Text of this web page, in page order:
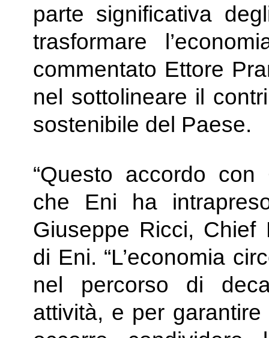
parte significativa
trasformare
commentato Ettore
nel sottolineare il
sostenibile del Paese.
“Questo accordo
che Eni ha
Giuseppe Ricci, Chief
di Eni. “L’economia
nel percorso di
attività, e per